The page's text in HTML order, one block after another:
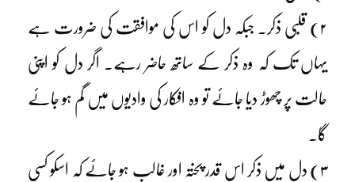
۲) قلبی ذکر۔ جبکہ دل کو اس کی موافقت کی ضرورت ہے
یہاں تک کہ وہ ذکر کے ساتھ حاضر رہے۔ اگر دل کو اپنی
حالت پر چھوڑ دیا جائے تو وہ افکار کی وادیوں میں گم ہو جائے
گا۔
۳) دل میں ذکر اس قدر پختہ اور غالب ہو جائے کہ اسکو کسی